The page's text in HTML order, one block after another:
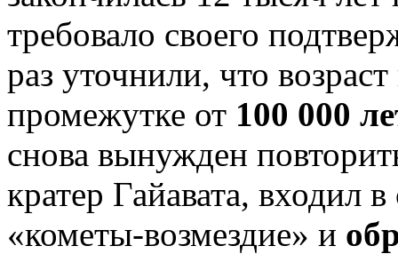
требовало своего
раз уточнили, что
промежутке от 100 000
снова вынужден
кратер Гайавата, входил
«кометы-возмездие» и